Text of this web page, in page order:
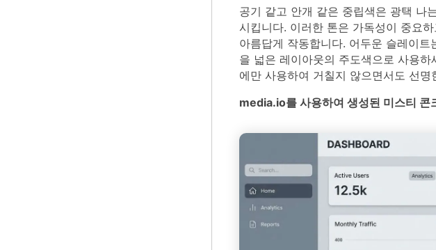
공기 같고 안개 같은 중립색은 광택 나
시킵니다. 이러한 톤은 가독성이 중요
아름답게 작동합니다. 어두운 슬레이
을 넓은 레이아웃의 주도색으로 사용
에만 사용하여 거칠지 않으면서도 선명
media.io를 사용하여 생성된 미스티 콘